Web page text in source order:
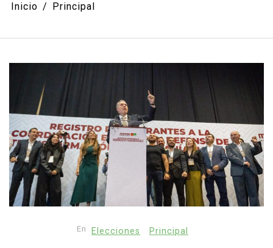
Inicio Principal
En Elecciones Principal